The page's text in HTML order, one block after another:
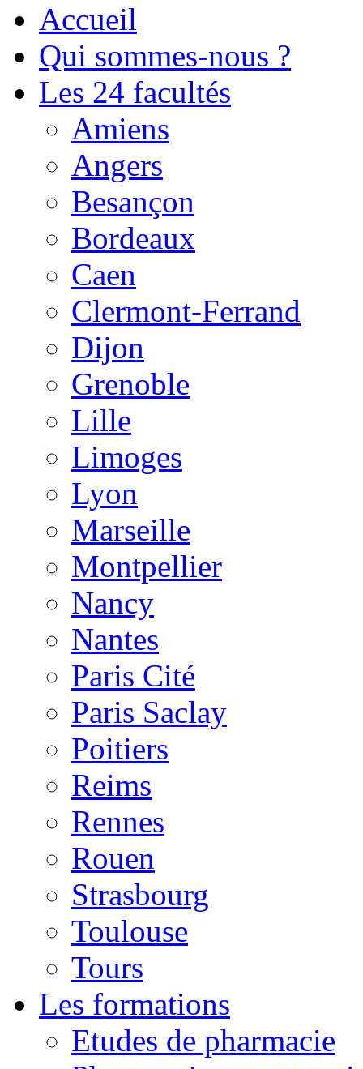
Accueil
Qui sommes-nous ?
Les 24 facultés
Amiens
Angers
Besançon
Bordeaux
Caen
Clermont-Ferrand
Dijon
Grenoble
Lille
Limoges
Lyon
Marseille
Montpellier
Nancy
Nantes
Paris Cité
Paris Saclay
Poitiers
Reims
Rennes
Rouen
Strasbourg
Toulouse
Tours
Les formations
Etudes de pharmacie